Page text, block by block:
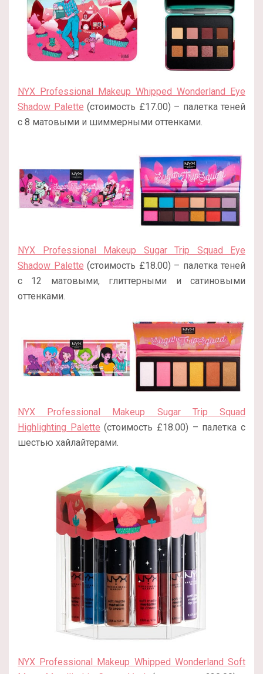
NYX Professional Makeup Whipped Wonderland Eye
Shadow Palette (стоимость £17.00) – палетка теней
с 8 матовыми и шиммерными оттенками.
NYX Professional Makeup Sugar Trip Squad Eye
Shadow Palette (стоимость £18.00) – палетка теней
с 12 матовыми, глиттерными и сатиновыми
оттенками.
NYX Professional Makeup Sugar Trip Squad
Highlighting Palette (стоимость £18.00) – палетка с
шестью хайлайтерами.
NYX Professional Makeup Whipped Wonderland Soft